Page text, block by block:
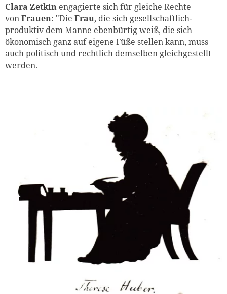
Clara Zetkin engagierte sich für gleiche Rechte
vonFrauen: "Die Frau, die sich gesellschaftlich-
produktiv dem Manne ebenbürtig weiß, die sich
ökonomisch ganz auf eigene Füße stellen kann, muss
auch politisch und rechtlich demselben gleichgestellt
werden.